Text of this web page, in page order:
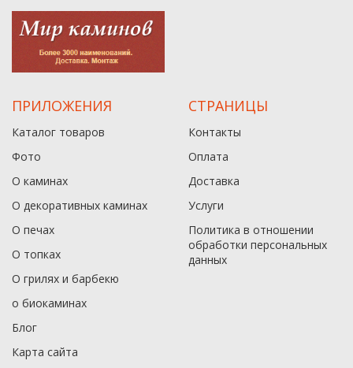
ПРИЛОЖЕНИЯ
Каталог товаров
Фото
О каминах
О декоративных каминах
О печах
О топках
О грилях и барбекю
о биокаминах
Блог
Карта сайта
СТРАНИЦЫ
Контакты
Оплата
Доставка
Услуги
Политика в отношении
обработки персональных
данныx